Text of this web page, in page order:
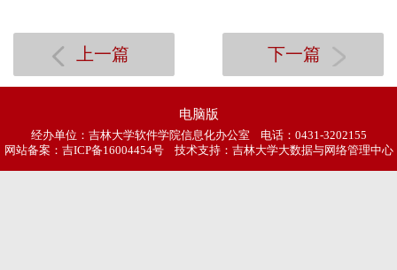
上一篇 下一篇
电脑版
经办单位：吉林大学软件学院信息化办公室 电话：0431-3202155
网站备案： 吉ICP备16004454号技术支持：吉林大学大数据与网络管理中心